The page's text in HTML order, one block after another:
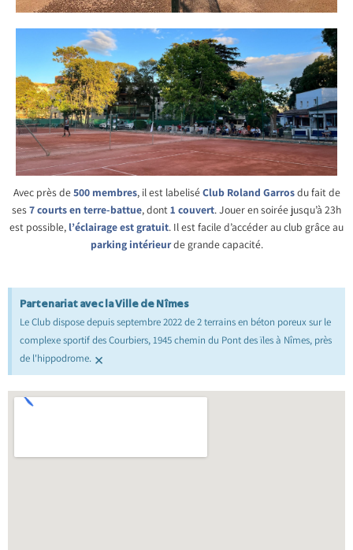
Avec près de500membres, il est labeliséClub Roland Garrosdu fait de
ses7 courts en terre-battue, dont1 couvert. Jouer en soirée jusqu’à 23h
est possible, l’éclairage est gratuit. Il est facile d’accéder au club grâce au
parking intérieurde grande capacité.
Partenariat avec la Ville de Nîmes
Le Club dispose depuis septembre 2022 de 2 terrains en béton poreux sur le
complexe sportif des Courbiers, 1945 chemin du Pont des ïles à Nîmes, près
de l'hippodrome. ×